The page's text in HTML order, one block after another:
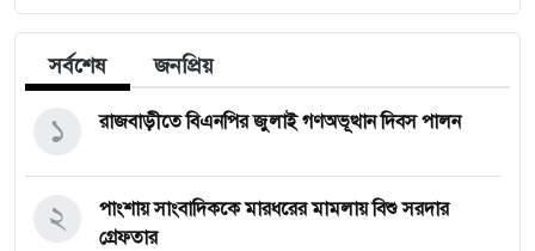
সর্বশেষ জনপ্রিয়
রাজবাড়ীতে বিএন‌পির জুলাই গণঅভূত্থান দিবস পালন
১
পাংশায় সাংবাদিককে মারধরের মামলায় বিশু সরদার
গ্রেফতার
২